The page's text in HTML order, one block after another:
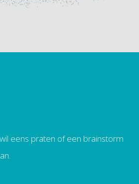
eens praten of een brainstorm